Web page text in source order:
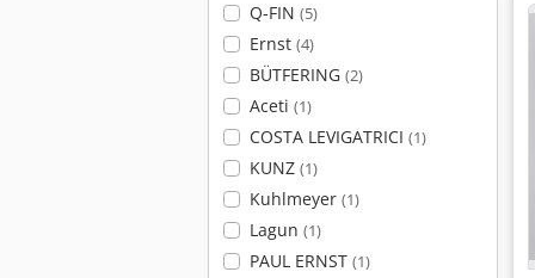
Q-FIN (5)
Ernst (4)
BÜTFERING (2)
Aceti (1)
COSTA LEVIGATRICI (1)
KUNZ (1)
Kuhlmeyer (1)
Lagun (1)
PAUL ERNST (1)